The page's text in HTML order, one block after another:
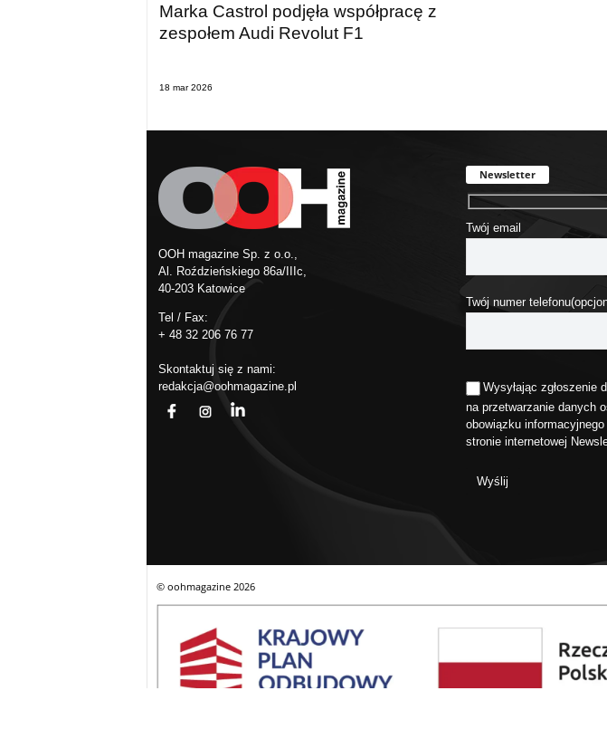
Marka Castrol podjęła współpracę z
zespołem Audi Revolut F1
18 mar 2026
OOH magazine Sp. z o.o.,
Al. Roździeńskiego 86a/IIIc,
40-203 Katowice
Tel / Fax:
+ 48 32 206 76 77
Skontaktuj się z nami:
redakcja@oohmagazine.pl
Newsletter
Twój email
Twój numer
Wysyłając zgłoszenie
na przetwarzanie danych
obowiązku
stronie internetowej
© oohmagazine2026